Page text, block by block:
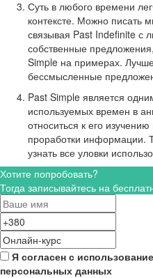
Суть в любого времени
контексте. Можно писать
связывая Past Indefinite с
собственные
Simple на примерах.
бессмысленные
Past Simple является
используемых времен в
относиться к его
проработки информации.
узнать все уловки
Хотите попробовать?
Тогда записывайтесь на
Я согласен с
персональных данных